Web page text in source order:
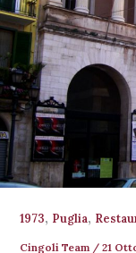
1973, Puglia,
Cingoli Team / 21